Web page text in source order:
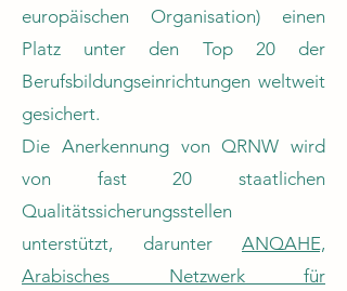
europäischen Organisation) einen
Platz unter den Top 20 der
Berufsbildungseinrichtungen weltweit
gesichert.
Die Anerkennung von QRNW wird
von fast 20 staatlichen
Qualitätssicherungsstellen
unterstützt, darunter ANQAHE,
Arabisches Netzwerk für